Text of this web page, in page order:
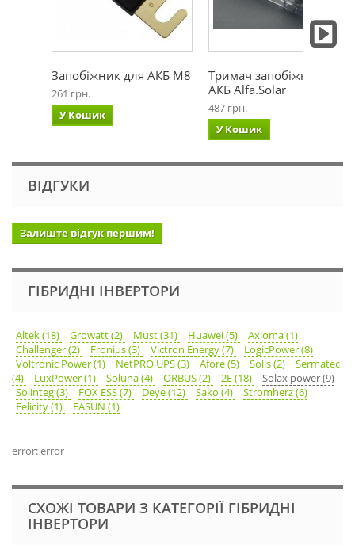
Запобіжник для АКБ М8
261 грн.
У Кошик
Тримач запобіжника
АКБ Alfa.Solar
487 грн.
У Кошик
ВІДГУКИ
Залиште відгук першим!
ГІБРИДНІ ІНВЕРТОРИ
Altek (18) Growatt (2) Must (31) Huawei (5)
Axioma (1)
Challenger (2)
Fronius (3) Victron Energy (7)
LogicPower (8)
Voltronic Power (1)
NetPRO UPS (3) Afore (5) Solis (2)
Sermatec
(4)
LuxPower (1) Soluna (4) ORBUS (2) 2E (18)
Solax power (9)
Solinteg (3)
FOX ESS (7) Deye (12) Sako (4)
Stromherz (6)
Felicity (1)
EASUN (1)
error: error
СХОЖІ ТОВАРИ З КАТЕГОРІЇ ГІБРИДНІ
ІНВЕРТОРИ